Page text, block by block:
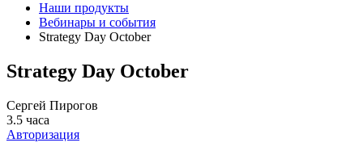
Наши продукты
Вебинары и события
Strategy Day October
Strategy Day October
Сергей Пирогов
3.5 часа
Авторизация